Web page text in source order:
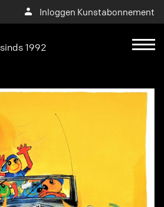
Inloggen Kunstabonnement
sinds 1992